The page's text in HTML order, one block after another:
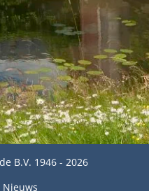
B.V. 1946 - 2026
Nieuws